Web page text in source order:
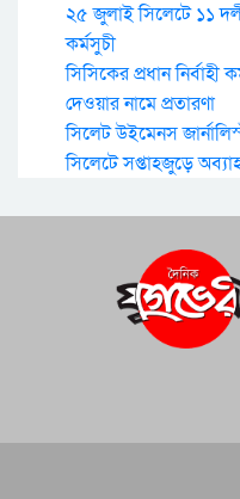
২৫ জুলাই সিলেটে ১১
কর্মসুচী
সিসিকের প্রধান
দেওয়ার নামে প্রতারণা
সিলেট উইমেনস
সিলেটে সপ্তাহজুড়ে